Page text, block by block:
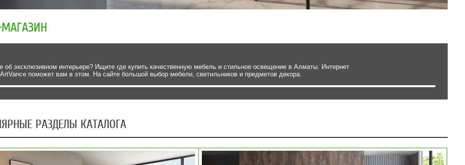
об эксклюзивном интерьере? Ищите где купить качественную мебель и стильное освещение в Алматы. Интернет
ArtVance поможет вам в этом. На сайте большой выбор мебели, светильников и предметов декора.
РАЗДЕЛЫ КАТАЛОГА